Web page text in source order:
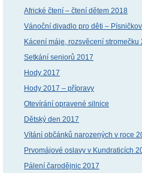
Africké čtení – čtení dětem 2018
Vánoční divadlo pro děti –
Kácení máje, rozsvěcení stromečku
Setkání seniorů 2017
Hody 2017
Hody 2017 – přípravy
Otevírání opravené silnice
Dětský den 2017
Vítání občánků narozených v roce
Prvomájové oslavy v Kundraticích
Pálení čarodějnic 2017